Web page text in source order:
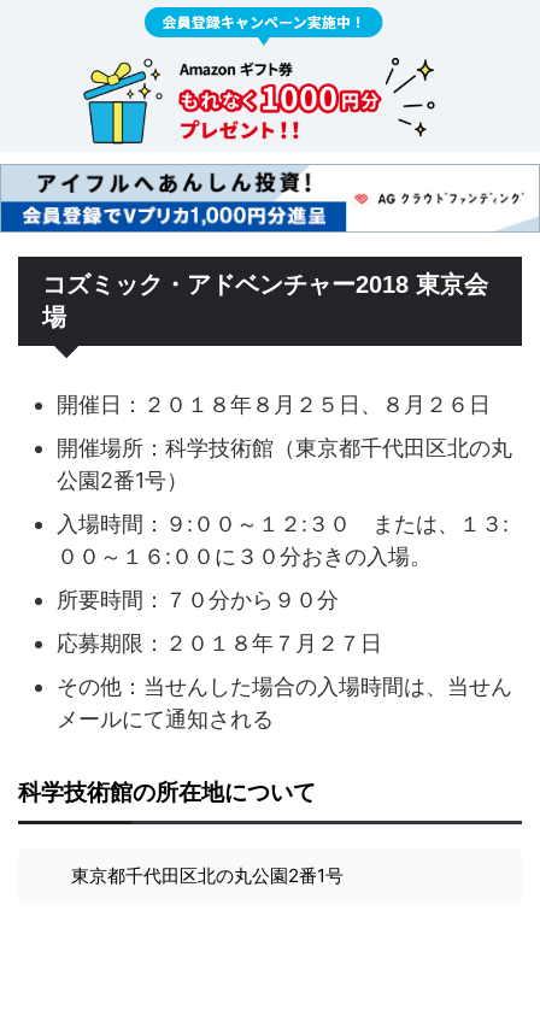
コズミック・アドベンチャー2018 東京会
場
開催日：２０１８年８月２５日、８月２６日
開催場所：科学技術館（東京都千代田区北の丸
公園2番1号）
入場時間：９:００～１２:３０ または、１３:
００～１６:００に３０分おきの入場。
所要時間：７０分から９０分
応募期限：２０１８年７月２７日
その他：当せんした場合の入場時間は、当せん
メールにて通知される
科学技術館の所在地について
東京都千代田区北の丸公園2番1号